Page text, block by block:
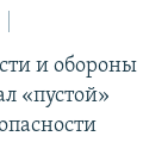
и обороны
«пустой»